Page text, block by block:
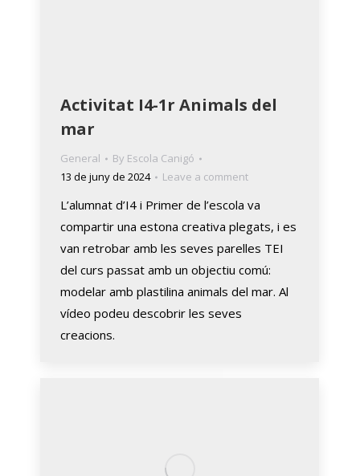
Activitat I4-1r Animals del
mar
General By Escola Canigó
13 de juny de 2024
Leave a comment
L’alumnat d’I4 i Primer de l’escola va
compartir una estona creativa plegats, i es
van retrobar amb les seves parelles TEI
del curs passat amb un objectiu comú:
modelar amb plastilina animals del mar. Al
vídeo podeu descobrir les seves
creacions.